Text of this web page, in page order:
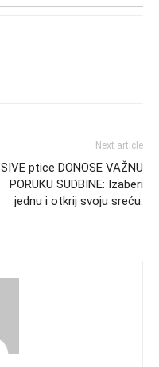
Next article
SIVE ptice DONOSE VAŽNU
PORUKU SUDBINE: Izaberi
jednu i otkrij svoju sreću.